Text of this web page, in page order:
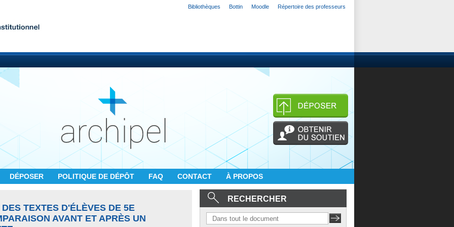
Bibliothèques Bottin Moodle Répertoire des professeurs
DÉPOSER POLITIQUE DE DÉPÔT FAQ CONTACT À PROPOS
TEXTES D'ÉLÈVES DE 5E
AVANT ET APRÈS UN
RECHERCHER